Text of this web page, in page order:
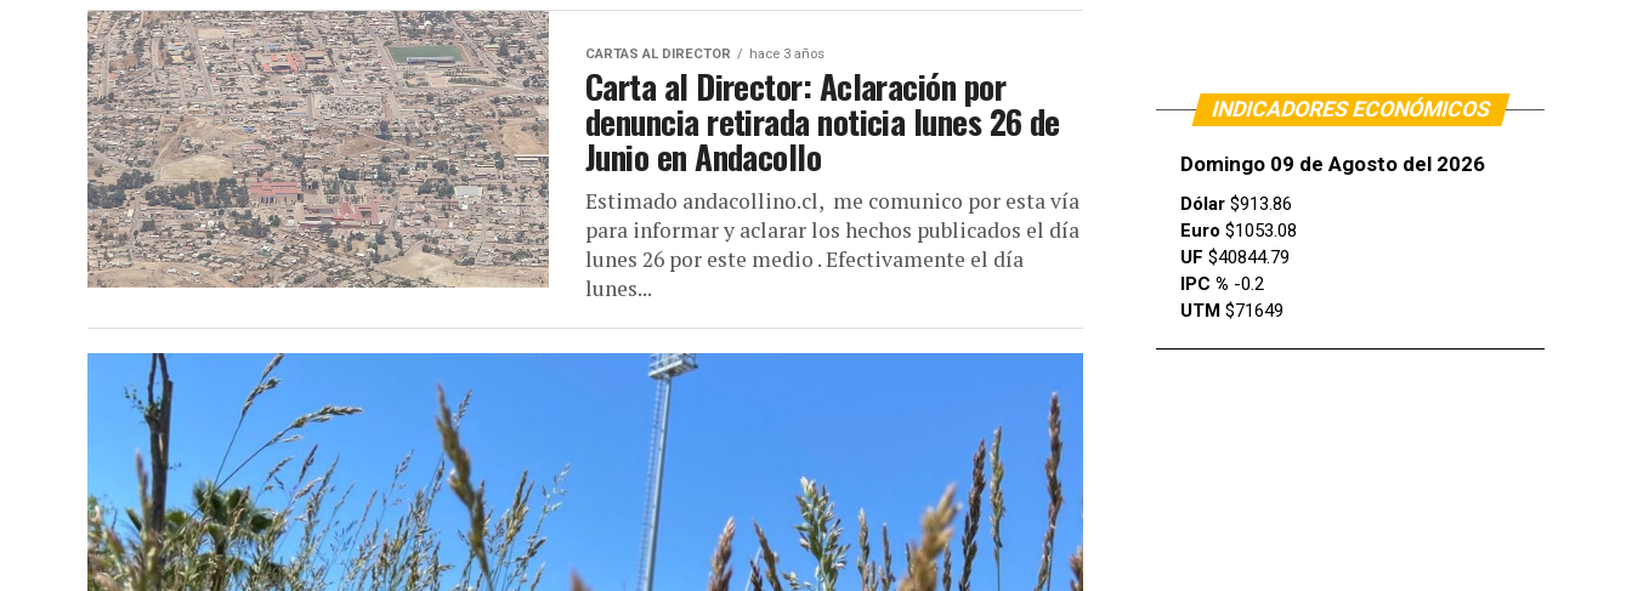
CARTAS AL DIRECTOR hace 3 años
Carta al Director: Aclaración por
denuncia retirada noticia lunes 26 de
Junio en Andacollo
Estimado andacollino.cl, me comunico por esta vía
para informar y aclarar los hechos publicados el día
lunes 26 por este medio . Efectivamente el día
lunes...
INDICADORES ECONÓMICOS
Domingo 09 de Agosto del 2026
Dólar $913.86
Euro $1053.08
UF $40844.79
IPC % -0.2
UTM $71649